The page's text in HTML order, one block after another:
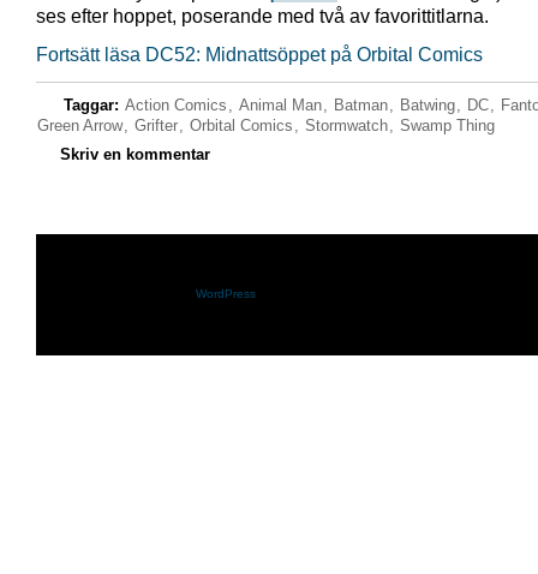
ses efter hoppet, poserande med två av favorittitlarna.
Fortsätt läsa DC52: Midnattsöppet på Orbital Comics
Taggar: Action Comics , Animal Man, Batman, Batwing, DC,
Green Arrow, Grifter, Orbital Comics , Stormwatch, Swamp Thing
Skriv en kommentar
WordPress